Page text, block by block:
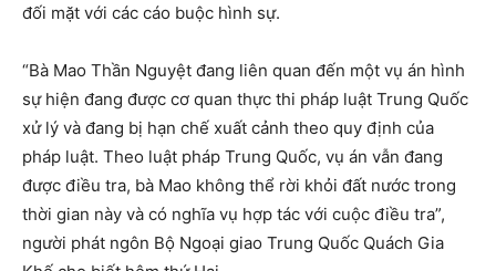
đối mặt với các cáo buộc hình sự.
“Bà Mao Thần Nguyệt đang liên quan đến một vụ án hình
sự hiện đang được cơ quan thực thi pháp luật Trung Quốc
xử lý và đang bị hạn chế xuất cảnh theo quy định của
pháp luật. Theo luật pháp Trung Quốc, vụ án vẫn đang
được điều tra, bà Mao không thể rời khỏi đất nước trong
thời gian này và có nghĩa vụ hợp tác với cuộc điều tra”,
người phát ngôn Bộ Ngoại giao Trung Quốc Quách Gia